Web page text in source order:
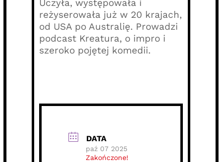
Uczyła, występowała i
reżyserowała już w 20 krajach,
od USA po Australię. Prowadzi
podcast Kreatura, o impro i
szeroko pojętej komedii.
DATA
paź 07 2025
Zakończone!